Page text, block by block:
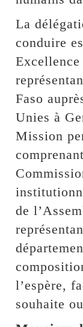
La
conduire
Faso
Unies à
Mission
de
l’espère,
souhaite